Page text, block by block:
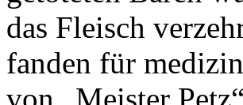
das Fleisch
fanden für
von „Meister